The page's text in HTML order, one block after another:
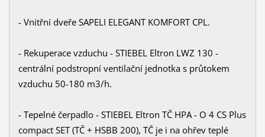
- Vnitřní dveře SAPELI ELEGANT KOMFORT CPL.
- Rekuperace vzduchu - STIEBEL Eltron LWZ 130 -
centrální podstropní ventilační jednotka s průtokem
vzduchu 50-180 m3/h.
- Tepelné čerpadlo - STIEBEL Eltron TČ HPA - O 4 CS Plus
compact SET (TČ + HSBB 200), TČ je i na ohřev teplé